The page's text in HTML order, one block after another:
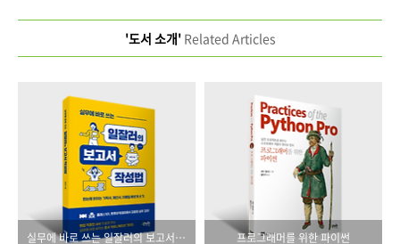
'도서 소개'Related Articles
실무에 바로 쓰는 일잘러의 보고서 작성법 프로그래머를 위한 파이썬